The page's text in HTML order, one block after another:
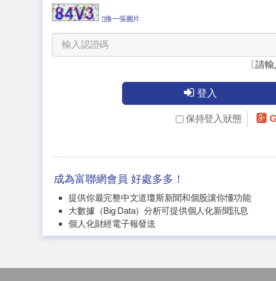
換一張圖片
〔請
登入
保持登入狀態
成為富聯網會員 好處多多！
提供你最完整中文道瓊斯新聞和個股讓你懂功能
大數據（Big Data）分析可提供個人化新聞訊息
個人化財經電子報發送